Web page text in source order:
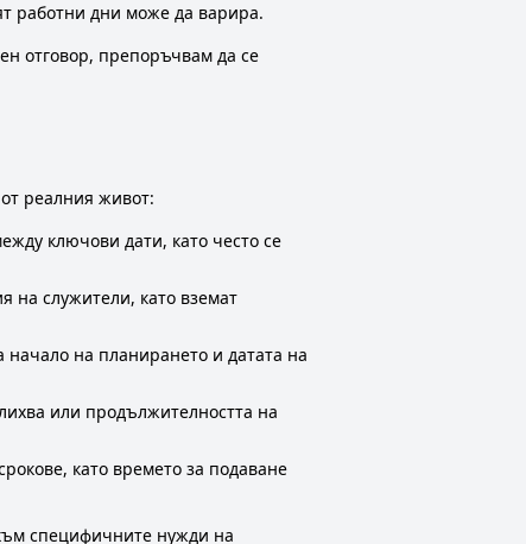
работни дни може да варира.
отговор, препоръчвам да се
реалния живот:
ключови дати, като често се
на служители, като вземат
на планирането и датата на
или продължителността на
като времето за подаване
специфичните нужди на